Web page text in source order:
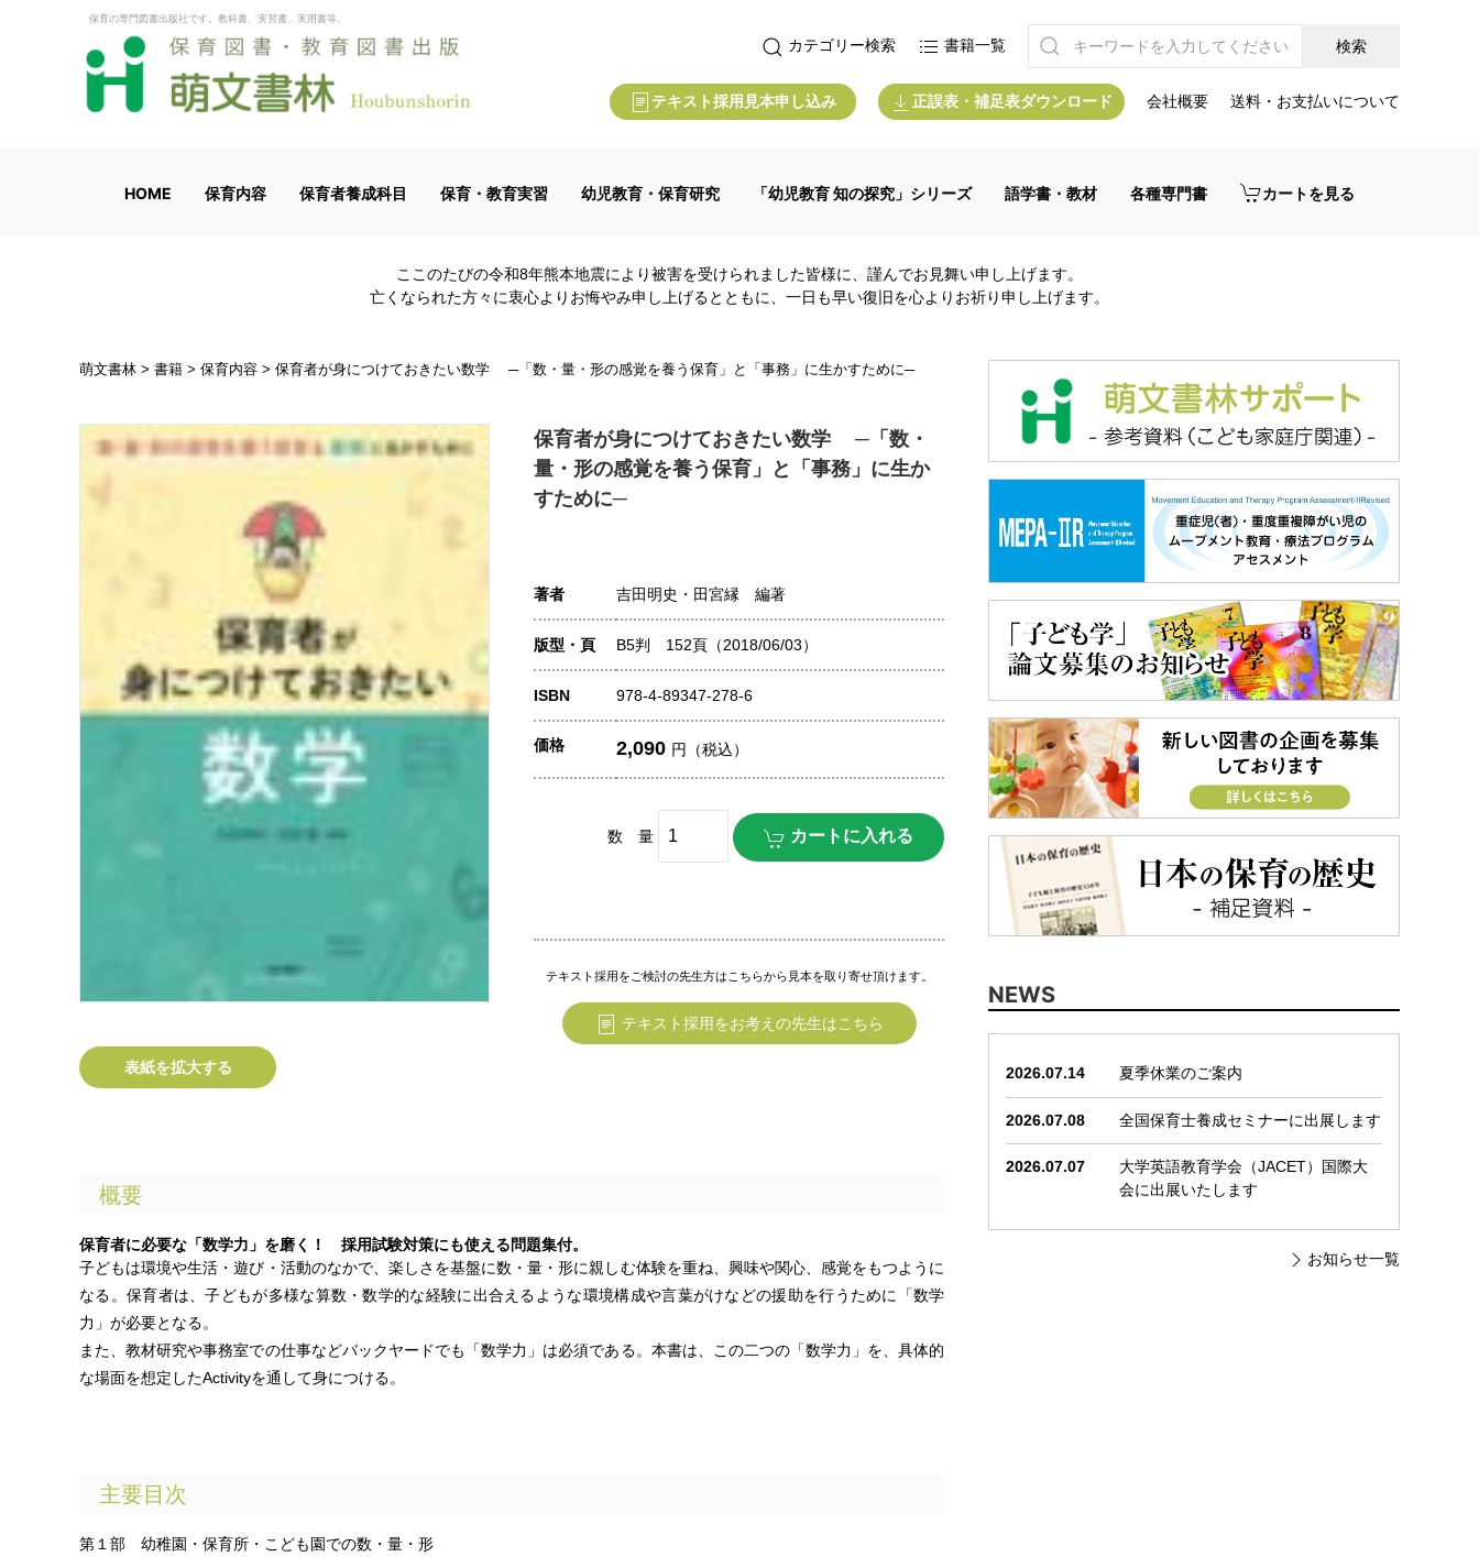
保育の専門図書出版社です。教科書、実習書、実用書等。
カテゴリー検索 書籍一覧
テキスト採用見本申し込み 正誤表・補足表ダウンロード 会社概要 送料・お支払いについて
HOME 保育内容 保育者養成科目 保育・教育実習 幼児教育・保育研究 「幼児教育 知の探究」シリーズ 語学書・教材 各種専門書 カートを見る
ここのたびの令和8年熊本地震により被害を受けられました皆様に、謹んでお見舞い申し上げます。
亡くなられた方々に衷心よりお悔やみ申し上げるとともに、一日も早い復旧を心よりお祈り申し上げます。
萌文書林 > 書籍 > 保育内容 > 保育者が身につけておきたい数学 ─「数・量・形の感覚を養う保育」と「事務」に生かすために─
表紙を拡大する
保育者が身につけておきたい数学 ─「数・
量・形の感覚を養う保育」と「事務」に生か
すために─
著者 吉田明史・田宮縁 編著
版型・頁 B5判 152頁（2018/06/03）
ISBN 978-4-89347-278-6
価格 2,090 円（税込）
数 量
テキスト採用をご検討の先生方はこちらから見本を取り寄せ頂けます。
テキスト採用をお考えの先生はこちら
概要
保育者に必要な「数学力」を磨く！ 採用試験対策にも使える問題集付。
子どもは環境や生活・遊び・活動のなかで、楽しさを基盤に数・量・形に親しむ体験を重ね、興味や関心、感覚をもつように
なる。保育者は、子どもが多様な算数・数学的な経験に出合えるような環境構成や言葉がけなどの援助を行うために「数学
力」が必要となる。
また、教材研究や事務室での仕事などバックヤードでも「数学力」は必須である。本書は、この二つの「数学力」を、具体的
な場面を想定したActivityを通して身につける。
主要目次
第１部 幼稚園・保育所・こども園での数・量・形
NEWS
2026.07.14 夏季休業のご案内
2026.07.08 全国保育士養成セミナーに出展します
2026.07.07
大学英語教育学会（JACET）国際大
会に出展いたします
お知らせ一覧